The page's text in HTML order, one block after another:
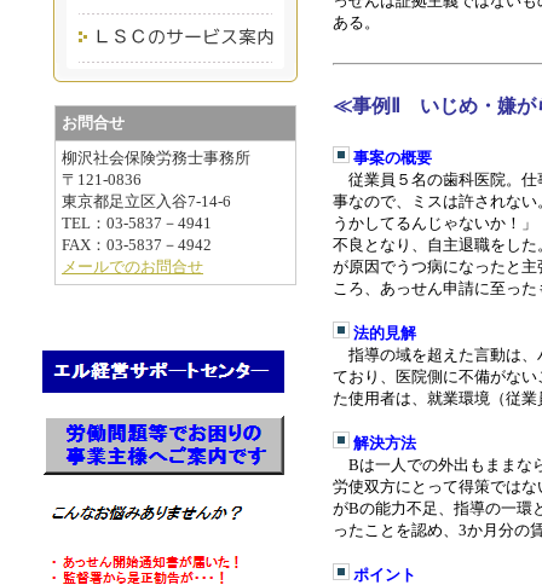
ある 。
≪事例Ⅱ いじめ・嫌が
事案の概要
従業員５名の歯科医院。仕
事なので、ミスは許されな
うかしてるんじゃないか！
不良となり、自主退職をし
が原因でうつ病になったと
ころ、あっせん申請に至った
法的見解
指導の域を超えた言動は、
ており、医院側に不備がな
た使用者は、就業環境（従
解決方法
Bは一人での外出もままな
労使双方にとって得策では
がBの能力不足、指導の一環
ったことを認め、3か月分の
ポイント
お問合せ
柳沢社会保険労務士事務所
〒121-0836
東京都足立区入谷7-14-6
TEL：03-5837－4941
FAX：03-5837－4942
メールでのお問合せ